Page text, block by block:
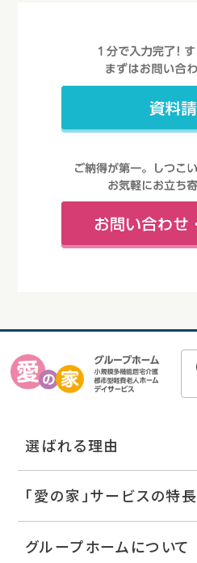
選ばれる理由
「愛の家」サービスの特長
グループホームについて